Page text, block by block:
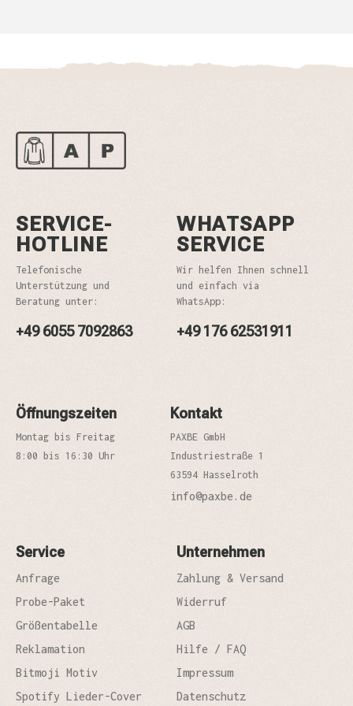
SERVICE-
HOTLINE
Telefonische
Unterstützung und
Beratung unter:
+49 6055 7092863
WHATSAPP
SERVICE
Wir helfen Ihnen schnell
und einfach via
WhatsApp:
+49 176 62531911
Öffnungszeiten
Montag bis Freitag
8:00 bis 16:30 Uhr
Kontakt
PAXBE GmbH
Industriestraße 1
63594 Hasselroth
info@paxbe.de
Service
Anfrage
Probe-Paket
Größentabelle
Reklamation
Bitmoji Motiv
Spotify Lieder-Cover
Unternehmen
Zahlung & Versand
Widerruf
AGB
Hilfe / FAQ
Impressum
Datenschutz